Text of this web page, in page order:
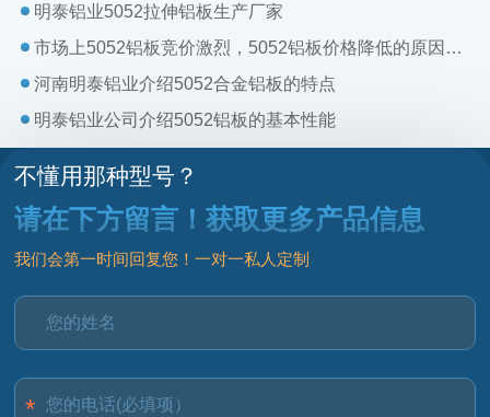
明泰铝业5052拉伸铝板生产厂家
市场上5052铝板竞价激烈，5052铝板价格降低的原因有哪些?
河南明泰铝业介绍5052合金铝板的特点
明泰铝业公司介绍5052铝板的基本性能
不懂用那种型号？
请在下方留言！获取更多产品信息
我们会第一时间回复您！一对一私人定制